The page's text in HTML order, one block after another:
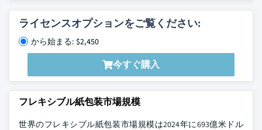
ライセンスオプションをご覧ください:
から始まる: $2,450
今すぐ購入
フレキシブル紙包装市場規模
世界のフレキシブル紙包装市場規模は2024年に693億米ドル